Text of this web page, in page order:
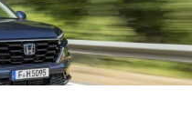
για το